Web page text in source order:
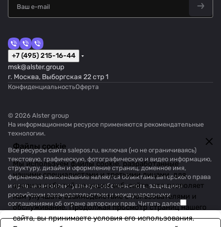
Файлы cookie
Мы используем файлы cookie, разработанные
нашими специалистами и третьими лицами, для
анализа событий на нашем веб-сайте, что позволяет
нам улучшать взаимодействие с пользователями и
обслуживание. Продолжая просмотр страниц нашего
сайта, вы принимаете условия его использования.
+7 (495) 215-16-44
msk@alster.group
г. Москва, Выборгская 22 стр 1
КонфиденциальностьОферта
© 2026 Alster group
На информационном ресурсе применяются рекомендательные
технологии.
Все ресурсы сайта salepos.ru, включая (но не ограничиваясь)
текстовую, графическую, фотографическую и видео информацию,
структуру, дизайн и оформление страниц, доменное имя,
фирменное наименование являются объектами авторского права
и прав на интеллектуальную собственность, защищены
российским законодательством и международными
соглашениями об охране авторских прав. Читать далее